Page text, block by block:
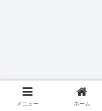
メニュー ホーム